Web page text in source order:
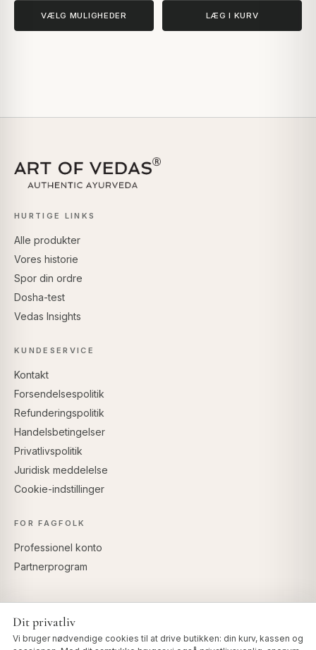
VÆLG MULIGHEDER LÆG I KURV
HURTIGE LINKS
Alle produkter
Vores historie
Spor din ordre
Dosha-test
Vedas Insights
KUNDESERVICE
Kontakt
Forsendelsespolitik
Refunderingspolitik
Handelsbetingelser
Privatlivspolitik
Juridisk meddelelse
Cookie-indstillinger
FOR FAGFOLK
Professionel konto
Partnerprogram
Dit privatliv
Vi bruger nødvendige cookies til at drive butikken: din kurv, kassen og